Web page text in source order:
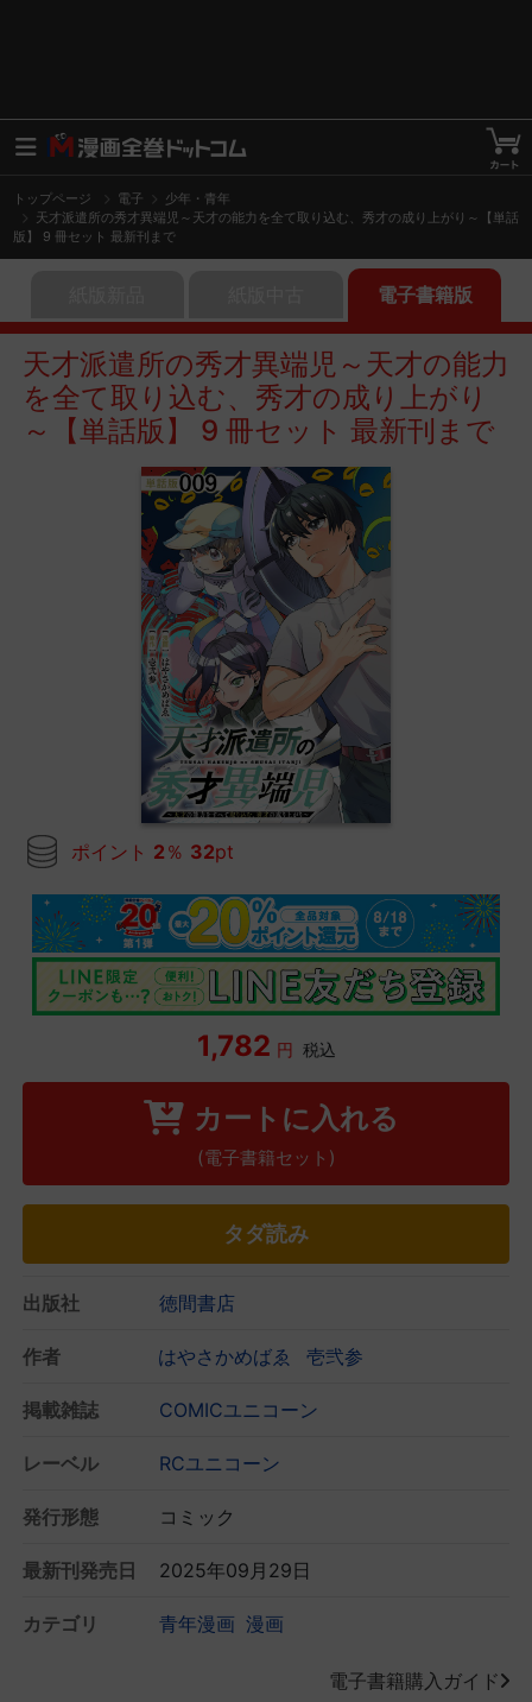
トップページ 電子
少年・青年
天才派遣所の秀才異端児～天才の能力を全て取り込む、秀才の成り上がり～【単話
版】 9 冊セット 最新刊まで
電子書籍版
天才派遣所の秀才異端児～天才の能力
を全て取り込む、秀才の成り上がり
～【単話版】 9 冊セット 最新刊まで
ポイント 2 ％ 32pt
1,782 円 税込
カートに入れる
(電子書籍セット)
タダ読み
出版社 徳間書店
作者 はやさかめばゑ 壱弐参
掲載雑誌 COMICユニコーン
レーベル RCユニコーン
発行形態 コミック
最新刊発売日 2025年09月29日
カテゴリ 青年漫画 漫画
電子書籍購入ガイド